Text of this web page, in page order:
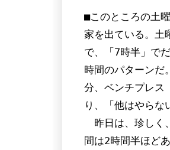
■このところの土
家を出ている。土
で、「7時半」で
時間のパターンだ
分、ベンチプレス
り、「他はやらな
昨日は、珍しく
間は2時間半ほど